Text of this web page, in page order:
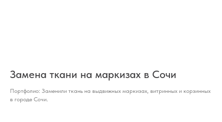
Замена ткани на маркизах в Сочи
Портфолио: Заменили ткань на выдвижных маркизах, витринных и корзинных
в городе Сочи.